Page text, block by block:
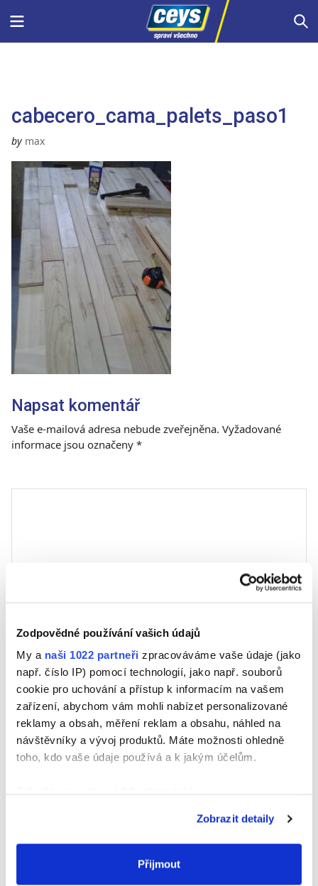
Zodpovědné používání vašich údajů
My a naši 1022 partneři zpracováváme vaše údaje (jako
např. číslo IP) pomocí technologií, jako např. souborů
cookie pro uchování a přístup k informacím na vašem
zařízení, abychom vám mohli nabízet personalizované
reklamy a obsah, měření reklam a obsahu, náhled na
návštěvníky a vývoj produktů. Máte možnosti ohledně
toho, kdo vaše údaje používá a k jakým účelům.
poloze, které mohou být přesné na několik metrů
Identifikovali vaše zařízení pomocí aktivního
skenování pro konkrétní charakteristiky (otisk prstu)
Zjistěte více o tom, jak zpracováváme vaše osobní
Zobrazit detaily
Přijmout
Menu
cabecero_cama_palets_paso1
by max
Napsat komentář
Vaše e-mailová adresa nebude zveřejněna. Vyžadované
informace jsou označeny *
Jméno
E-mail